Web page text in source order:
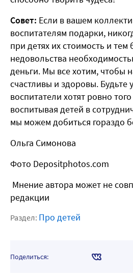
Совет: Если в вашем
воспитателям подарки,
при детях их стоимость и
недовольства
деньги. Мы все хотим, чтобы
счастливы и здоровы. Будьте
воспитатели хотят ровно
воспитывая детей в
мы можем добиться гораздо
Ольга Симонова
Фото Depositphotos.com
Мнение автора может не
редакции
Раздел: Про детей
Поделиться: